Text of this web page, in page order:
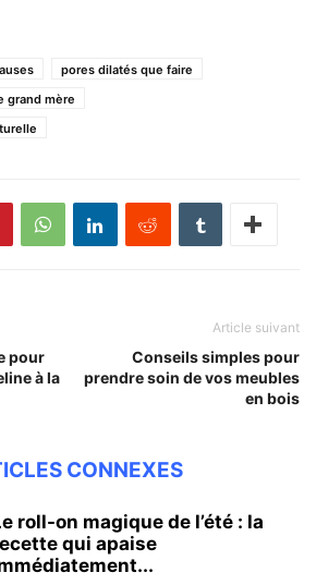
pores dilatés que faire
grand mère
pour
à la
Article suivant
Conseils simples pour
prendre soin de vos meubles
en bois
CONNEXES
roll-on magique de l’été : la
qui apaise